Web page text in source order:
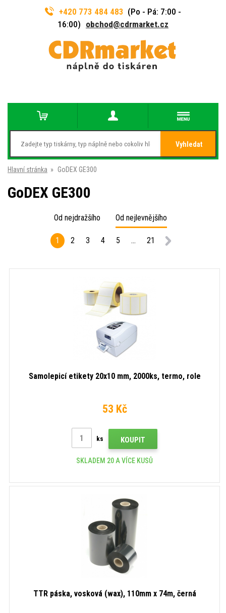
+420 773 484 483 (Po - Pá: 7:00 -
16:00) obchod@cdrmarket.cz
Vyhledat
Hlavní stránka » GoDEX GE300
GoDEX GE300
Od nejdražšího Od nejlevnějšího
1 2 3 4 5 ... 21
Samolepicí etikety 20x10 mm, 2000ks, termo, role
53 Kč
ks KOUPIT
SKLADEM 20 A VÍCE KUSŮ
TTR páska, vosková (wax), 110mm x 74m, černá